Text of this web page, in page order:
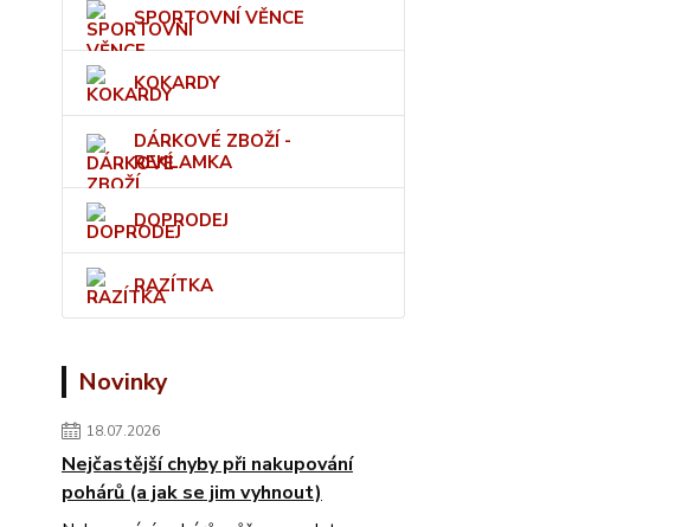
SPORTOVNÍ VĚNCE
KOKARDY
DÁRKOVÉ ZBOŽÍ -
REKLAMKA
DOPRODEJ
RAZÍTKA
Novinky
18.07.2026
Nejčastější chyby při nakupování
pohárů (a jak se jim vyhnout)